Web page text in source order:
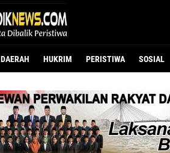
DAERAH HUKRIM PERISTIWA SOSIAL